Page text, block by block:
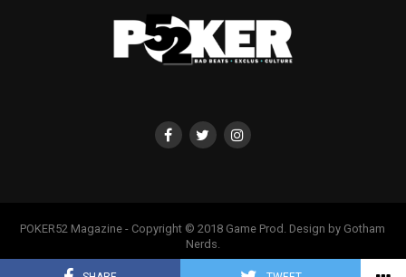
est aussi en bonne voie. Pour l’instant, 7
Timothée Rey
Ces deux derniers sont d’ailleurs assis l’un à côté de
POKER52 Magazine - Copyright © 2018 Game Prod. Design by Gotham
Nerds.